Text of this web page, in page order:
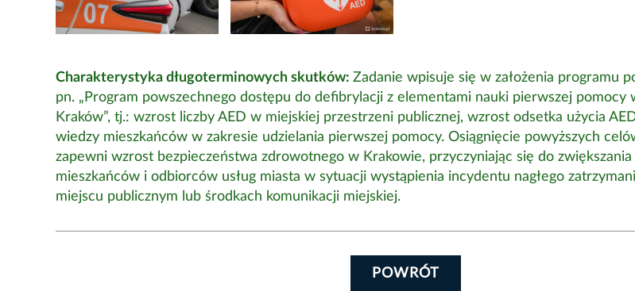
Charakterystyka długoterminowych skutków: Zadanie wpisuje się w założenia programu
pn. „Program powszechnego dostępu do defibrylacji z elementami nauki pierwszej pomocy
Kraków”, tj.: wzrost liczby AED w miejskiej przestrzeni publicznej, wzrost odsetka użycia
wiedzy mieszkańców w zakresie udzielania pierwszej pomocy. Osiągnięcie powyższych
zapewni wzrost bezpieczeństwa zdrowotnego w Krakowie, przyczyniając się do
mieszkańców i odbiorców usług miasta w sytuacji wystąpienia incydentu nagłego
miejscu publicznym lub środkach komunikacji miejskiej.
POWRÓT